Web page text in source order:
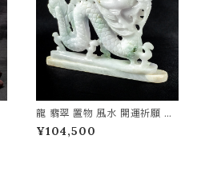
龍 翡翠 置物 風水 開運祈願 金
運祈願 開運 金運 財産運 出世
運 幸福 成功 高品質 パワースト
¥104,500